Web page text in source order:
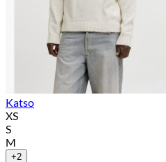
Katso
XS
S
M
+2